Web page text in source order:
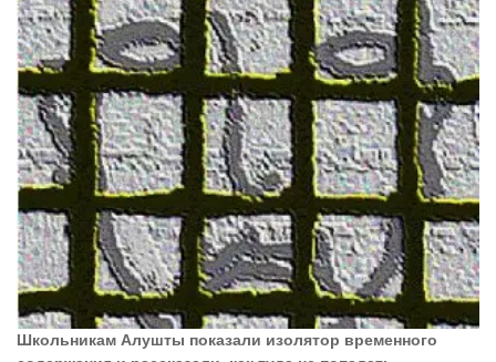
Школьникам Алушты показали изолятор временного